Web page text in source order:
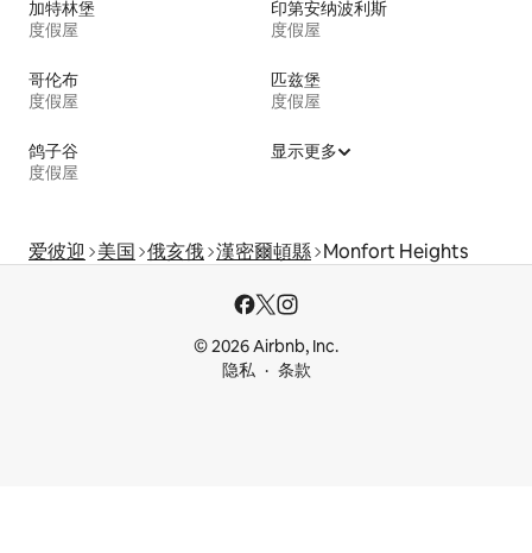
加特林堡
度假屋
印第安纳波利斯
度假屋
哥伦布
度假屋
匹兹堡
度假屋
鸽子谷
度假屋
显示更多
爱彼迎 美国 俄亥俄 漢密爾頓縣 Monfort Heights
© 2026 Airbnb, Inc.
隐私
条款